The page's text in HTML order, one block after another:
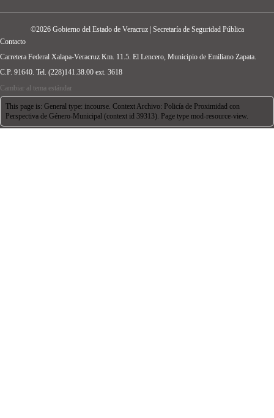
©2026 Gobierno del Estado de Veracruz | Secretaría de Seguridad Pública
Contacto
Carretera Federal Xalapa-Veracruz Km. 11.5. El Lencero, Municipio de Emiliano Zapata.
C.P. 91640. Tel. (228)141.38.00 ext. 3618
Cambiar al tema estándar
This page is: General type: incourse. Context Archivo: Policía de Proximidad con
Perspectiva de Género-Municipal (context id 39313). Page type mod-resource-view.